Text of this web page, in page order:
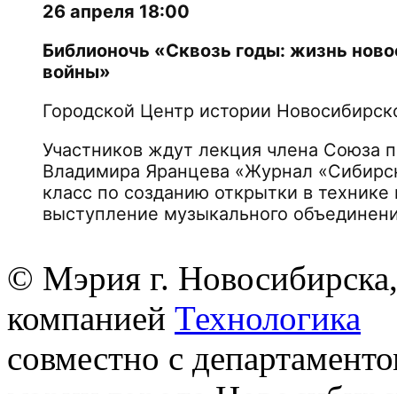
26 апреля 18:00
Библионочь «Сквозь годы: жизнь
войны»
Городской Центр истории
Участников ждут лекция члена Союза
Владимира Яранцева «Журнал
класс по созданию открытки в
выступление музыкального
© Мэрия г.
компанией Технологика
совместно с